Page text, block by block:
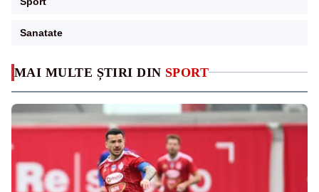
MAI MULTE ȘTIRI DIN SPORT
Sanatate